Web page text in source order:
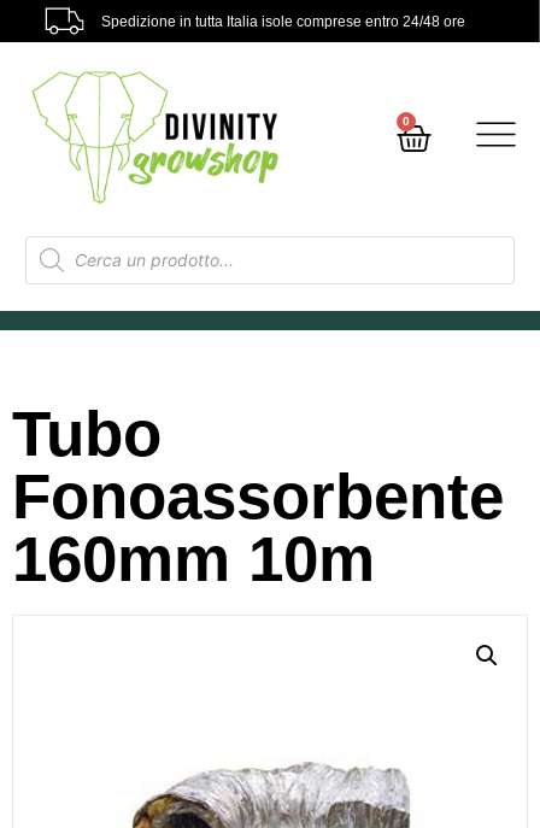
Spedizione in tutta Italia isole comprese entro 24/48 ore
0
Tubo
Fonoassorbente
160mm 10m